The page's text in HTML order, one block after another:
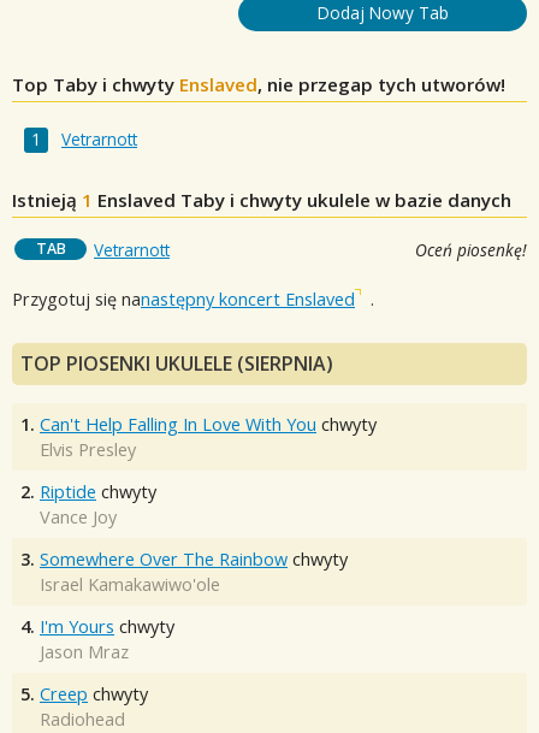
Dodaj Nowy Tab
Top Taby i chwyty Enslaved, nie przegap tych utworów!
Vetrarnott
Istnieją 1 Enslaved Taby i chwyty ukulele w bazie danych
TAB Vetrarnott Oceń piosenkę!
Przygotuj się nanastępny koncert Enslaved .
TOP PIOSENKI UKULELE (SIERPNIA)
1. Can't Help Falling In Love With You chwyty
Elvis Presley
2. Riptide chwyty
Vance Joy
3. Somewhere Over The Rainbow chwyty
Israel Kamakawiwo'ole
4. I'm Yours chwyty
Jason Mraz
5. Creep chwyty
Radiohead